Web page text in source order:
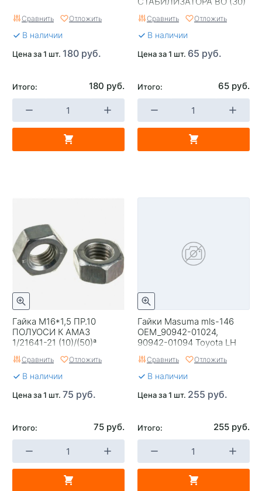
Сравнить Отложить
В наличии
Цена за 1 шт. 180 руб.
Итого: 180 руб.
Сравнить Отложить
В наличии
Цена за 1 шт. 65 руб.
Итого: 65 руб.
Гайка М16*1,5 ПР.10
ПОЛУОСИ К АМАЗ
1/21641-21 (10)/(50)ª
Сравнить Отложить
В наличии
Цена за 1 шт. 75 руб.
Итого: 75 руб.
Гайки Masuma mls-146
OEM_90942-01024,
90942-01094 Toyota LH
Сравнить Отложить
В наличии
Цена за 1 шт. 255 руб.
Итого: 255 руб.